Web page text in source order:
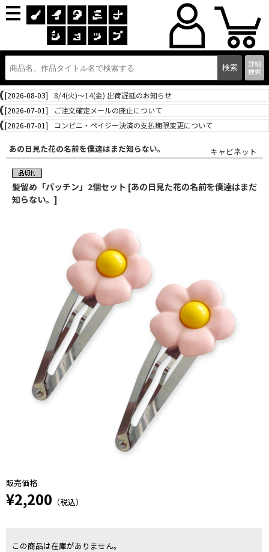
詳細
検索
[2026-08-03]
8/4(火)～14(金) 出荷遅延のお知らせ
[2026-07-01]
ご注文確定メールの廃止について
[2026-07-01]
コンビニ・ペイジー決済の支払期限変更について
あの日見た花の名前を僕達はまだ知らない。 キャビネット
髪留め「パッチン」2個セット [あの日見た花の名前を僕達はまだ
知らない。]
販売価格
¥2,200 （税込）
この商品は在庫がありません。